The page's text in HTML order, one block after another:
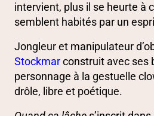
intervient, plus il se heurte à
semblent habités par un
Jongleur et manipulateur
Stockmarconstruit avec ses
personnage à la gestuelle
drôle, libre et poétique.